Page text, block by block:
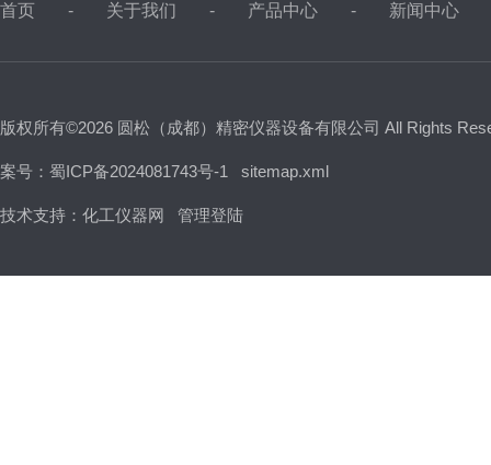
首页 关于我们 产品中心 新闻中心
版权所有©2026 圆松（成都）精密仪器设备有限公司 All Rights
案号：蜀ICP备2024081743号-1 sitemap.xml
技术支持： 化工仪器网 管理登陆